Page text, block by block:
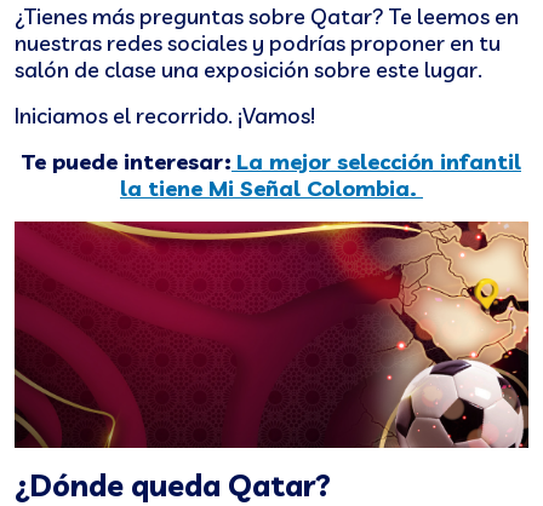
¿Tienes más preguntas sobre Qatar? Te leemos en
nuestras redes sociales y podrías proponer en tu
salón de clase una exposición sobre este lugar.
Iniciamos el recorrido. ¡Vamos!
Te puede interesar: La mejor selección infantil
la tiene Mi Señal Colombia.
¿Dónde queda Qatar?